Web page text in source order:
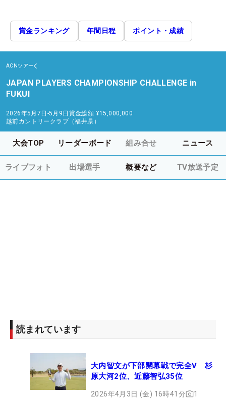
賞金ランキング 年間日程 ポイント・成績
ACNツアー
JAPAN PLAYERS CHAMPIONSHIP CHALLENGE in
FUKUI
2026年5月7日-5月9日 賞金総額 ¥15,000,000
越前カントリークラブ（福井県）
大会TOP リーダーボード 組み合せ ニュース
ライブフォト 出場選手 概要など TV放送予定
読まれています
大内智文が下部開幕戦で完全V 杉
原大河2位、近藤智弘35位
2026年4月3日 (金) 16時41分 1